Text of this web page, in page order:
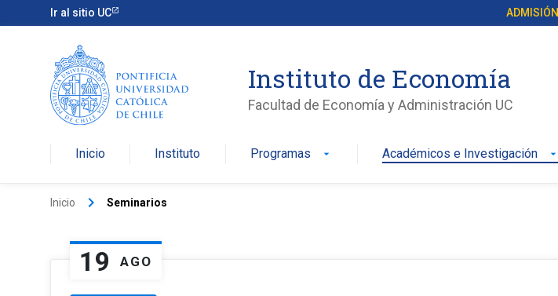
Ir al sitio UC ADMISIÓN
Instituto de Economía
Facultad de Economía y Administración UC
Inicio Instituto Programas arrow_drop_down Académicos e Investigación arrow_drop_down
Inicio keyboard_arrow_right Seminarios
19 AGO